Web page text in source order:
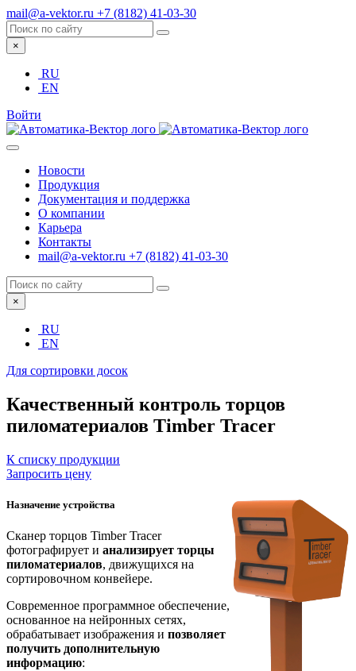
mail@a-vektor.ru +7 (8182) 41-03-30
×
RU
EN
Войти
Новости
Продукция
Документация и поддержка
О компании
Карьера
Контакты
mail@a-vektor.ru +7 (8182) 41-03-30
×
RU
EN
Для сортировки досок
Качественный контроль торцов
пиломатериалов Timber Tracer
К списку продукции
Запросить цену
Назначение устройства
Сканер торцов Timber Tracer
фотографирует и анализирует торцы
пиломатериалов, движущихся на
сортировочном конвейере.
Современное программное обеспечение,
основанное на нейронных сетях,
обрабатывает изображения и позволяет
получить дополнительную
информацию: